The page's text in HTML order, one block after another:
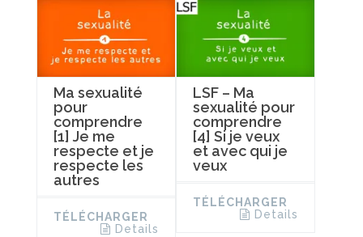
Ma sexualité
pour
comprendre
[1] Je me
respecte et je
respecte les
autres
TÉLÉCHARGER
Details
LSF – Ma
sexualité pour
comprendre
[4] Si je veux
et avec qui je
veux
TÉLÉCHARGER
Details